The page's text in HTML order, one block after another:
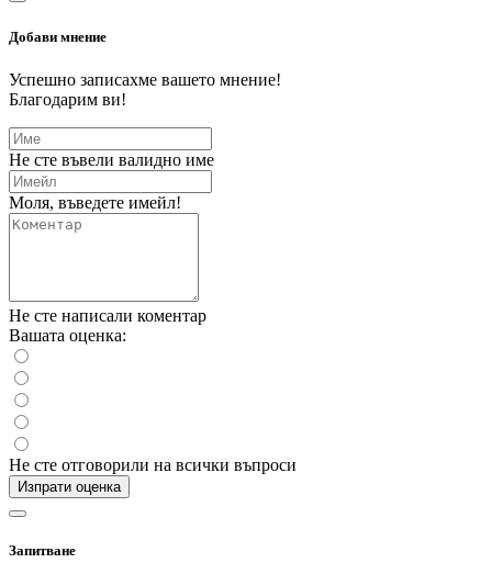
Добави мнение
Успешно записахме вашето мнение!
Благодарим ви!
Не сте въвели валидно име
Моля, въведете имейл!
Не сте написали коментар
Вашата оценка:
Не сте отговорили на всички въпроси
Изпрати оценка
Запитване